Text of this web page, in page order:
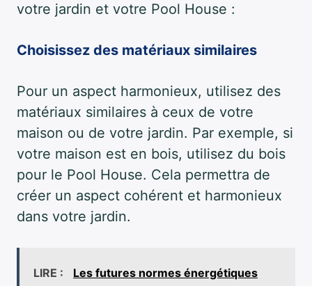
votre jardin et votre Pool House :
Choisissez des matériaux similaires
Pour un aspect harmonieux, utilisez des
matériaux similaires à ceux de votre
maison ou de votre jardin. Par exemple, si
votre maison est en bois, utilisez du bois
pour le Pool House. Cela permettra de
créer un aspect cohérent et harmonieux
dans votre jardin.
LIRE :
Les futures normes énergétiques